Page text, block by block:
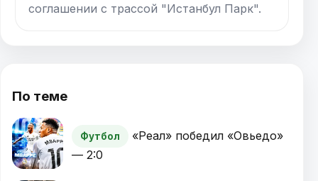
соглашении с трассой "Истанбул Парк".
По теме
Футбол
«Реал» победил «Овьедо»
— 2:0